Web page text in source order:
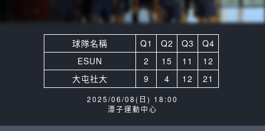
球隊名稱 Q1 Q2 Q3
Q4
ESUN
2 15 11
12
大屯社大
9 4 12 21
2025/06/08(日) 18:00
潭子運動中心